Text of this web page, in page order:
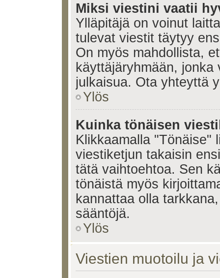
Miksi viestini vaatii
Ylläpitäjä on voinut
tulevat viestit täytyy
On myös mahdollista,
käyttäjäryhmään,
julkaisua. Ota yhteyttä
Ylös
Kuinka tönäisen
Klikkaamalla "Tönäise"
viestiketjun takaisin
tätä vaihtoehtoa. Sen
tönäistä myös
kannattaa olla
sääntöjä.
Ylös
Viestien muotoilu ja